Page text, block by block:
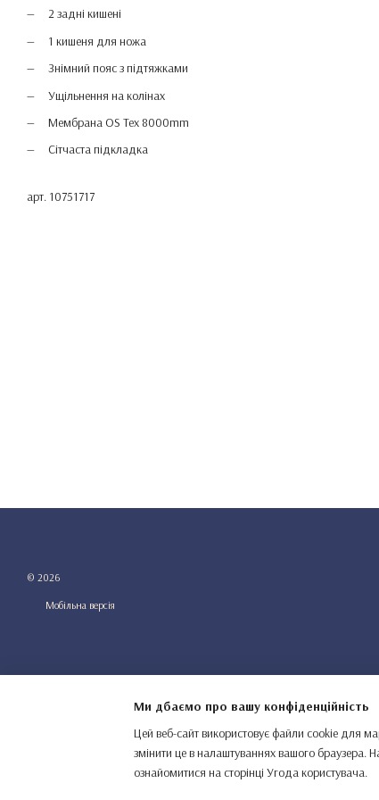
2 задні кишені
1 кишеня для ножа
Знімний пояс з підтяжками
Ущільнення на колінах
Мембрана OS Tex 8000mm
Сітчаста підкладка
арт. 10751717
© 2026
Мобільна версія
Інтернет-магазин створений з Хорошоп
Ми дбаємо про вашу конфіденційність
Цей веб-сайт використовує файли cookie для
змінити це в налаштуваннях вашого браузера.
ознайомитися на сторінці Угода користувача.